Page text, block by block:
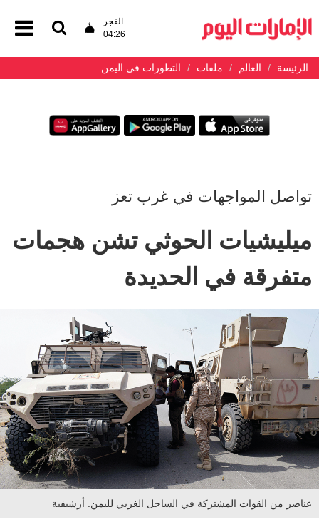
الفجر
04:26
الرئيسة العالم ملفات التطورات في اليمن
تواصل المواجهات في غرب تعز
ميليشيات الحوثي تشن هجمات
متفرقة في الحديدة
عناصر من القوات المشتركة في الساحل الغربي لليمن. أرشيفية